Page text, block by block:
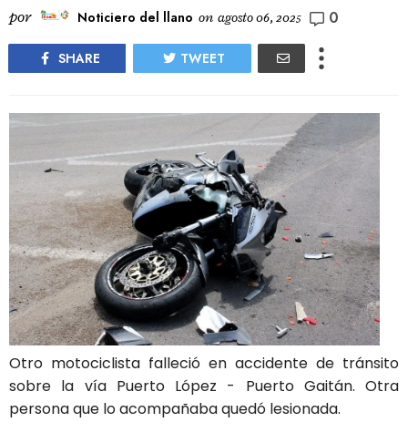
por Noticiero del llano on agosto 06, 2025 0
SHARE TWEET
Otro motociclista falleció en accidente de tránsito
sobre la vía Puerto López - Puerto Gaitán. Otra
persona que lo acompañaba quedó lesionada.